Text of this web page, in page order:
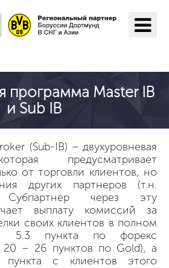
программа Master IB
и Sub IB
(Sub-IB) – двухуровневая
предусматривает
от торговли клиентов, но
других партнеров (т.н.
Субпартнер через эту
выплату комиссий за
своих клиентов в полном
5.3 пункта по форекс
– 26 пунктов по Gold), а
с клиентов этого